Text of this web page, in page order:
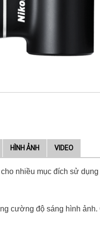
HÌNH ẢNH VIDEO
cho nhiều mục đích sử
cường độ sáng hình